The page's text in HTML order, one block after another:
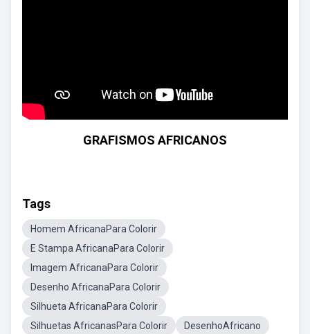
GRAFISMOS AFRICANOS
Tags
Homem AfricanaPara Colorir
E Stampa AfricanaPara Colorir
Imagem AfricanaPara Colorir
Desenho AfricanaPara Colorir
Silhueta AfricanaPara Colorir
Silhuetas AfricanasPara Colorir
DesenhoAfricano